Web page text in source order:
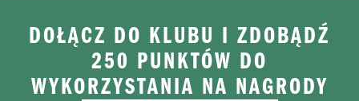
DOŁĄCZ DO KLUBU I ZDOBĄDŹ
250 PUNKTÓW DO
WYKORZYSTANIA NA NAGRODY